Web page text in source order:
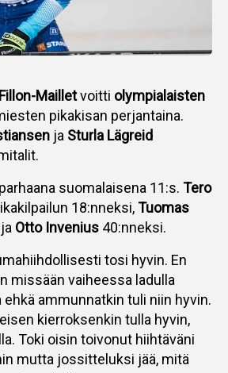
Mailletvoitti olympialaisten
pikakisan perjantaina.
ja Sturla Lägreid
suomalaisena 11:s. Tero
18:nneksi,Tuomas
Otto Invenius 40:nneksi.
tosi hyvin. En
missään vaiheessa ladulla
ehkä ammunnatkin tuli niin hyvin.
kierroksenkin tulla hyvin,
Toki oisin toivonut hiihtäväni
mutta jossitteluksi jää, mitä